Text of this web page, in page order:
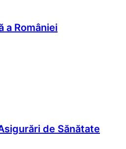
a României
de Sănătate